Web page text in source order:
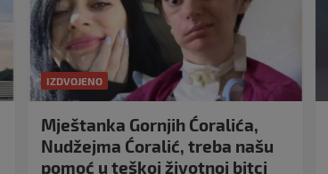
IZDVOJENO
Mještanka Gornjih Ćoralića,
Nudžejma Ćoralić, treba našu
pomoć u teškoj životnoj bitci